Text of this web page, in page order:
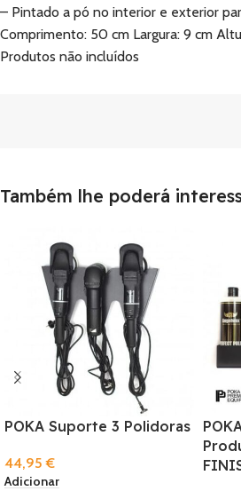
– Pintado a pó no interior e exterior
Comprimento: 50 cm Largura: 9 cm
Produtos não incluídos
Também lhe poderá
POKA Suporte 3 Polidoras
44,95€
Adicionar